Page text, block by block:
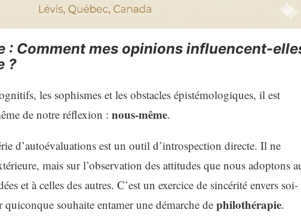
: Comment mes opinions influencent-
?
les sophismes et les obstacles épistémologiques, il est
de notre réflexion : nous-même.
d’autoévaluations est un outil d’introspection directe. Il ne
mais sur l’observation des attitudes que nous adoptons
et à celles des autres. C’est un exercice de sincérité envers soi-
souhaite entamer une démarche de philothérapie.